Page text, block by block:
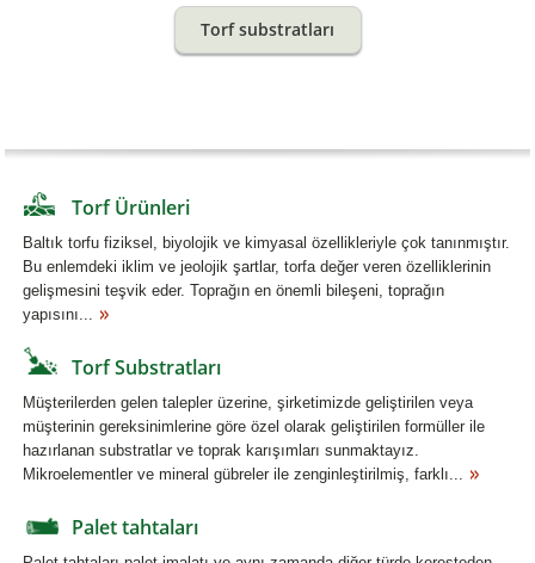
Torf substratları
Torf Ürünleri
Baltık torfu fiziksel, biyolojik ve kimyasal özellikleriyle çok tanınmıştır.
Bu enlemdeki iklim ve jeolojik şartlar, torfa değer veren özelliklerinin
gelişmesini teşvik eder. Toprağın en önemli bileşeni, toprağın
yapısını...
Torf Substratları
Müşterilerden gelen talepler üzerine, şirketimizde geliştirilen veya
müşterinin gereksinimlerine göre özel olarak geliştirilen formüller ile
hazırlanan substratlar ve toprak karışımları sunmaktayız.
Mikroelementler ve mineral gübreler ile zenginleştirilmiş, farklı...
Palet tahtaları